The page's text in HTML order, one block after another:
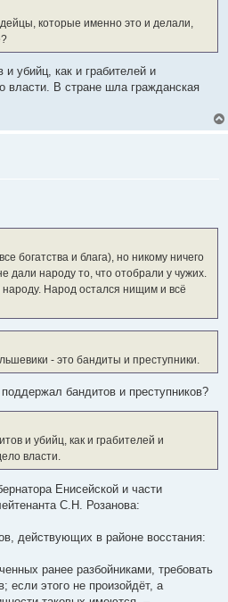
которые именно это и делали,
и убийц, как и грабителей и
власти. В стране шла гражданская
богатства и блага), но никому ничего
дали народу то, что отобрали у чужих.
народу. Народ остался нищим и всё
- это бандиты и преступники.
бандитов и преступников?
и убийц, как и грабителей и
власти.
Енисейской и части
С.Н. Розанова:
действующих в районе восстания:
ранее разбойниками, требовать
если этого не произойдёт, а